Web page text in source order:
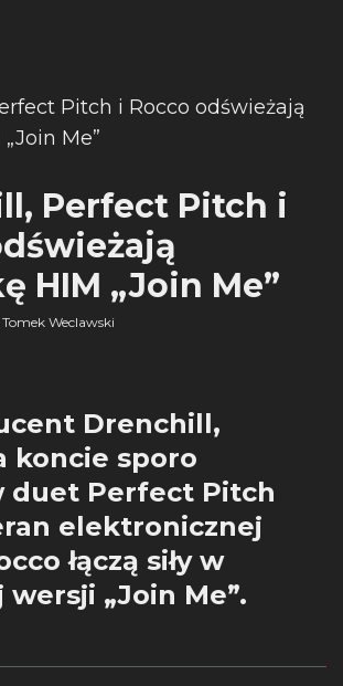
Perfect Pitch i
HIM „Join Me”
Tomek Weclawski
Drenchill,
koncie sporo
duet Perfect Pitch
elektronicznej
łączą siły w
„Join Me”.